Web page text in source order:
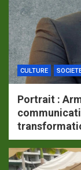
CULTURE
Portrait :